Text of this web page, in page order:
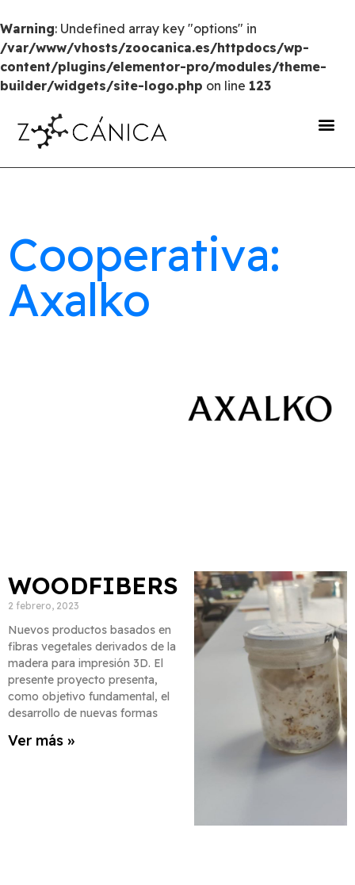
Warning: Undefined array key "options" in
/var/www/vhosts/zoocanica.es/httpdocs/wp-
content/plugins/elementor-pro/modules/theme-
builder/widgets/site-logo.php on line 123
Cooperativa:
Axalko
WOODFIBERS
2 febrero, 2023
Nuevos productos basados en
fibras vegetales derivados de la
madera para impresión 3D. El
presente proyecto presenta,
como objetivo fundamental, el
desarrollo de nuevas formas
Ver más »